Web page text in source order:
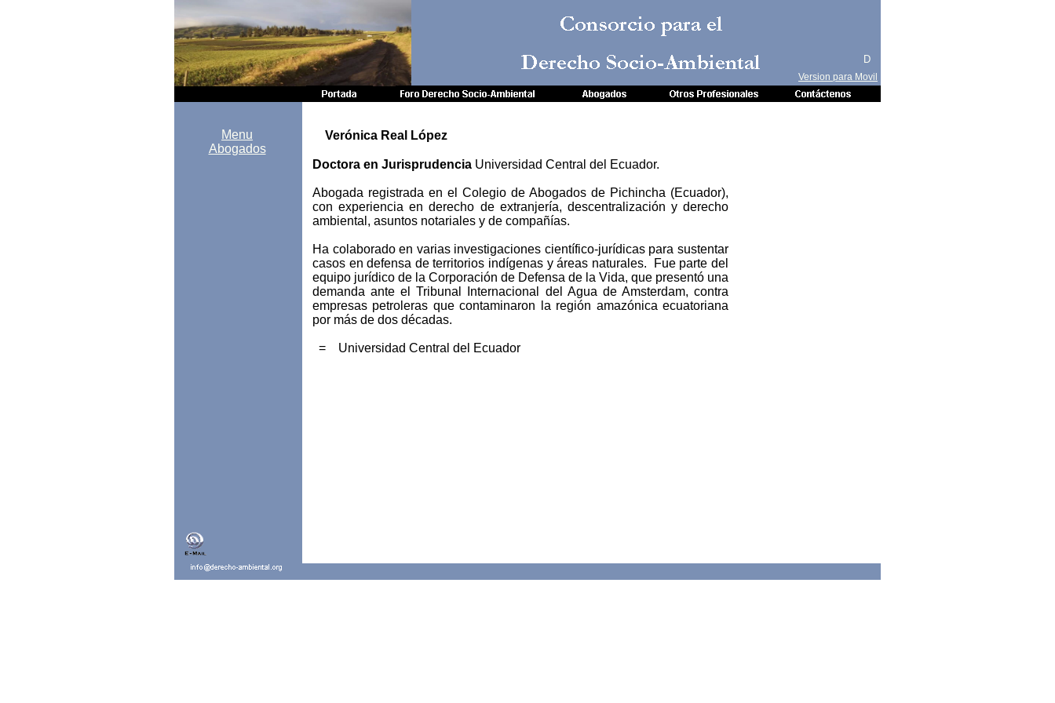
Consorcio para el
Derecho Socio-Ambiental
Verónica Real López
Doctora en Jurisprudencia Universidad Central del Ecuador.
Abogada registrada en el Colegio de Abogados de Pichincha (Ecuador),
con experiencia en derecho de extranjería, descentralización y derecho
ambiental, asuntos notariales y de compañías.
Ha colaborado en varias investigaciones científico-jurídicas para sustentar
casos en defensa de territorios indígenas y áreas naturales. Fue parte del
equipo jurídico de la Corporación de Defensa de la Vida, que presentó una
demanda ante el Tribunal Internacional del Agua de Amsterdam, contra
empresas petroleras que contaminaron la región amazónica ecuatoriana
por más de dos décadas.
= Universidad Central del Ecuador
Menu
Abogados
Version para Movil
D